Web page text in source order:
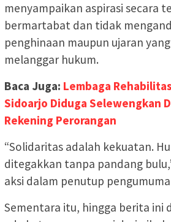
menyampaikan aspirasi secara
bermartabat dan tidak
penghinaan maupun ujaran
melanggar hukum.
Baca Juga: Lembaga
Sidoarjo Diduga Selewengkan
Rekening Perorangan
“Solidaritas adalah kekuatan.
ditegakkan tanpa pandang
aksi dalam penutup
Sementara itu, hingga berita ini